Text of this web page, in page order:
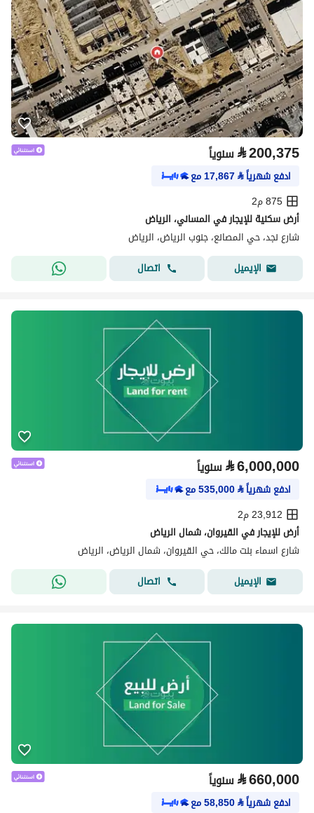
⃁200,375 سنوياً
ادفع شهرياً⃁
17,867مع
875 م2
أرض سكنية للإيجار في المساني، الرياض
شارع نجد، حي المصانع، جنوب الرياض، الرياض
الإيميل
اتصال
⃁6,000,000 سنوياً
ادفع شهرياً⃁
535,000مع
23,912 م2
أرض للإيجار في القيروان، شمال الرياض
شارع اسماء بنت مالك، حي القيروان، شمال الرياض، الرياض
الإيميل
اتصال
⃁660,000 سنوياً
ادفع شهرياً⃁
58,850مع